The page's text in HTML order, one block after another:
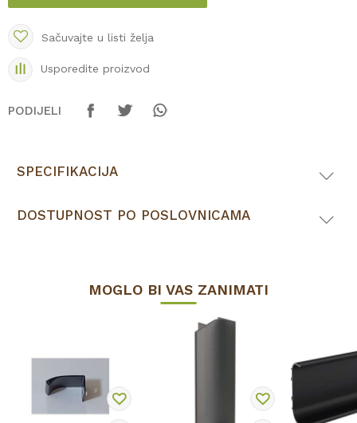
Sačuvajte u listi želja
Usporedite proizvod
PODIJELI
SPECIFIKACIJA
DOSTUPNOST PO POSLOVNICAMA
MOGLO BI VAS ZANIMATI